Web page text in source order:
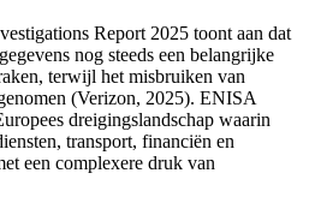
Report 2025 toont aan dat
nog steeds een belangrijke
terwijl het misbruiken van
(Verizon, 2025). ENISA
dreigingslandschap waarin
transport, financiën en
een complexere druk van